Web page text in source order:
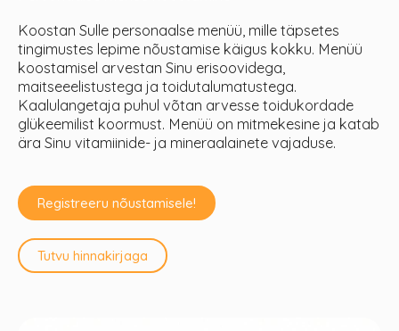
Koostan Sulle personaalse menüü, mille täpsetes
tingimustes lepime nõustamise käigus kokku. Menüü
koostamisel arvestan Sinu erisoovidega,
maitseeelistustega ja toidutalumatustega.
Kaalulangetaja puhul võtan arvesse toidukordade
glükeemilist koormust. Menüü on mitmekesine ja katab
ära Sinu vitamiinide- ja mineraalainete vajaduse.
Registreeru nõustamisele!
Tutvu hinnakirjaga